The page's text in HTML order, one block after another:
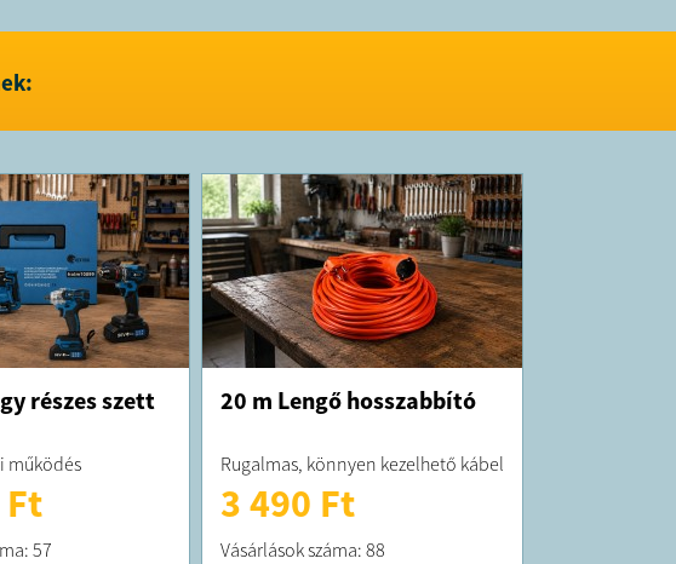
részes szett
működés
Ft
57
20 m Lengő hosszabbító
Rugalmas, könnyen kezelhető kábel
3 490 Ft
Vásárlások száma: 88